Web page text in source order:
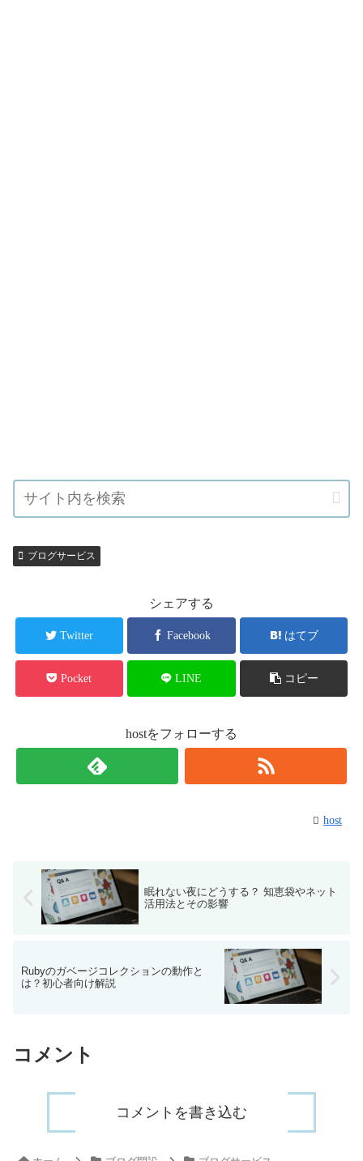
ブログサービス
シェアする
Twitter Facebook はてブ
Pocket LINE コピー
hostをフォローする
host
眠れない夜にどうする？ 知恵袋やネット
活用法とその影響
Rubyのガベージコレクションの動作と
は？初心者向け解説
コメント
コメントを書き込む